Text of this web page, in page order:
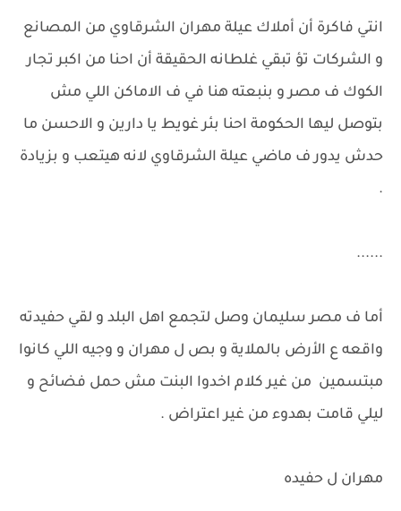
انتي فاكرة أن أملاك عيلة مهران الشرقاوي من المصانع
و الشركات تؤ تبقي غلطانه الحقيقة أن احنا من اكبر تجار
الكوك ف مصر و بنبعته هنا في ف الاماكن اللي مش
بتوصل ليها الحكومة احنا بئر غويط يا دارين و الاحسن ما
حدش يدور ف ماضي عيلة الشرقاوي لانه هيتعب و بزيادة
.
......
أما ف مصر سليمان وصل لتجمع اهل البلد و لقي حفيدته
واقعه ع الأرض بالملاية و بص ل مهران و وجيه اللي كانوا
مبتسمين من غير كلام اخدوا البنت مش حمل فضائح و
ليلي قامت بهدوء من غير اعتراض .
مهران ل حفيده